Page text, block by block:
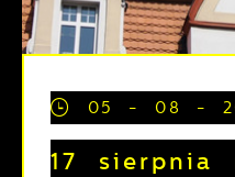
05 - 08 -
17 sierpnia